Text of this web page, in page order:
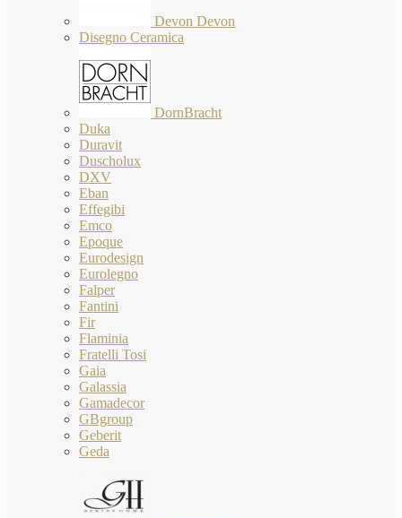
Devon Devon
Disegno Ceramica
DornBracht
Duka
Duravit
Duscholux
DXV
Eban
Effegibi
Emco
Epoque
Eurodesign
Eurolegno
Falper
Fantini
Fir
Flaminia
Fratelli Tosi
Gaia
Galassia
Gamadecor
GBgroup
Geberit
Geda